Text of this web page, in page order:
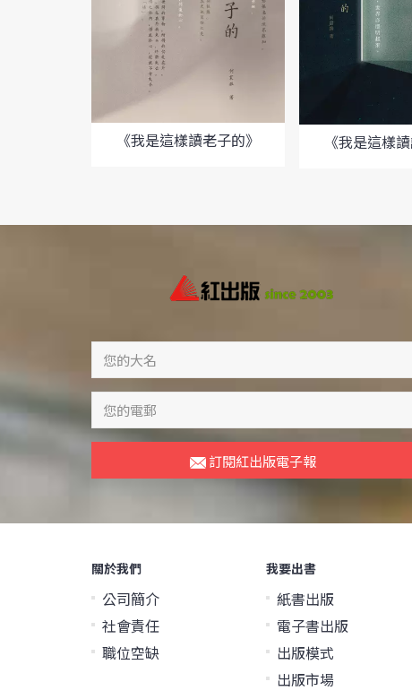
《我是這樣讀老子的》 《我是這樣
訂閱紅出版電子報
關於我們
公司簡介
社會責任
職位空缺
我要出書
紙書出版
電子書出版
出版模式
出版市場